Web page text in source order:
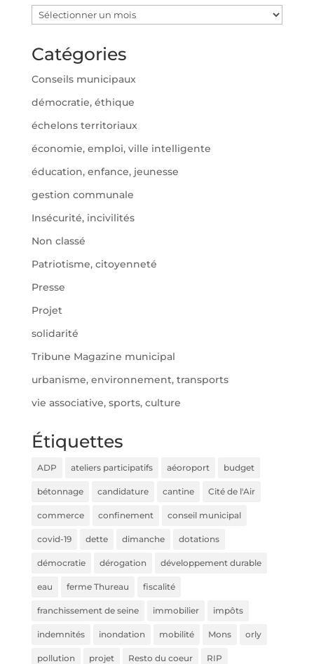
Archives
Catégories
Conseils municipaux
démocratie, éthique
échelons territoriaux
économie, emploi, ville intelligente
éducation, enfance, jeunesse
gestion communale
Insécurité, incivilités
Non classé
Patriotisme, citoyenneté
Presse
Projet
solidarité
Tribune Magazine municipal
urbanisme, environnement, transports
vie associative, sports, culture
Étiquettes
ADP ateliers participatifs aéoroport budget
bétonnage candidature cantine Cité de l'Air
commerce confinement conseil municipal
covid-19 dette dimanche dotations
démocratie dérogation développement durable
eau ferme Thureau fiscalité
franchissement de seine immobilier impôts
indemnités inondation mobilité Mons orly
pollution projet Resto du coeur RIP